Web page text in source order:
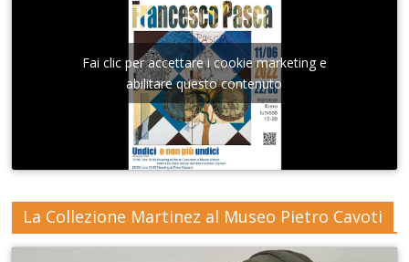
Fai clic per accettare i cookie marketing e
abilitare questo contenuto
La Collezione Martinez al Museo Pietro Cavoti